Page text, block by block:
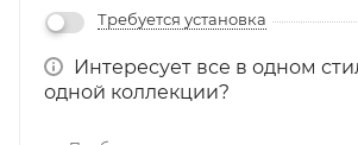
Требуется установка
Интересует все в одном
одной коллекции?